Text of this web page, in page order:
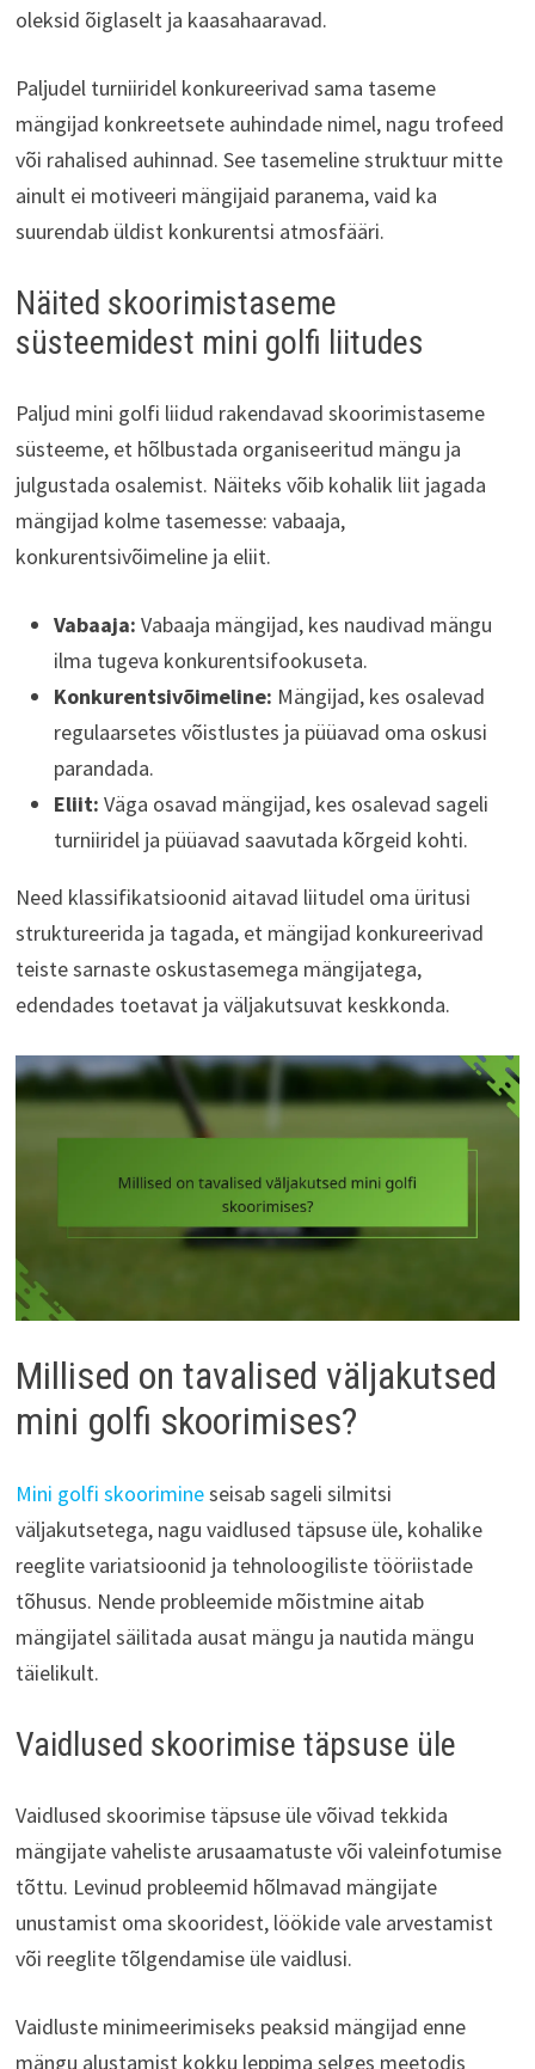
oleksid õiglaselt ja kaasahaaravad.
Paljudel turniiridel konkureerivad sama taseme
mängijad konkreetsete auhindade nimel, nagu trofeed
või rahalised auhinnad. See tasemeline struktuur mitte
ainult ei motiveeri mängijaid paranema, vaid ka
suurendab üldist konkurentsi atmosfääri.
Näited skoorimistaseme
süsteemidest mini golfi liitudes
Paljud mini golfi liidud rakendavad skoorimistaseme
süsteeme, et hõlbustada organiseeritud mängu ja
julgustada osalemist. Näiteks võib kohalik liit jagada
mängijad kolme tasemesse: vabaaja,
konkurentsivõimeline ja eliit.
Vabaaja: Vabaaja mängijad, kes naudivad mängu
ilma tugeva konkurentsifookuseta.
Konkurentsivõimeline: Mängijad, kes osalevad
regulaarsetes võistlustes ja püüavad oma oskusi
parandada.
Eliit: Väga osavad mängijad, kes osalevad sageli
turniiridel ja püüavad saavutada kõrgeid kohti.
Need klassifikatsioonid aitavad liitudel oma üritusi
struktureerida ja tagada, et mängijad konkureerivad
teiste sarnaste oskustasemega mängijatega,
edendades toetavat ja väljakutsuvat keskkonda.
Millised on tavalised väljakutsed
mini golfi skoorimises?
Mini golfi skoorimineseisab sageli silmitsi
väljakutsetega, nagu vaidlused täpsuse üle, kohalike
reeglite variatsioonid ja tehnoloogiliste tööriistade
tõhusus. Nende probleemide mõistmine aitab
mängijatel säilitada ausat mängu ja nautida mängu
täielikult.
Vaidlused skoorimise täpsuse üle
Vaidlused skoorimise täpsuse üle võivad tekkida
mängijate vaheliste arusaamatuste või valeinfotumise
tõttu. Levinud probleemid hõlmavad mängijate
unustamist oma skooridest, löökide vale arvestamist
või reeglite tõlgendamise üle vaidlusi.
Vaidluste minimeerimiseks peaksid mängijad enne
mängu alustamist kokku leppima selges meetodis